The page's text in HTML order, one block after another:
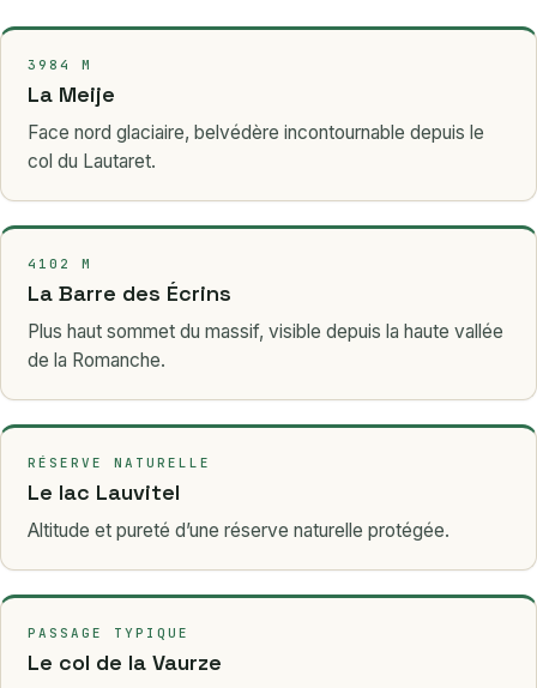
3984 M
La Meije
Face nord glaciaire, belvédère incontournable depuis le
col du Lautaret.
4102 M
La Barre des Écrins
Plus haut sommet du massif, visible depuis la haute vallée
de la Romanche.
RÉSERVE NATURELLE
Le lac Lauvitel
Altitude et pureté d’une réserve naturelle protégée.
PASSAGE TYPIQUE
Le col de la Vaurze